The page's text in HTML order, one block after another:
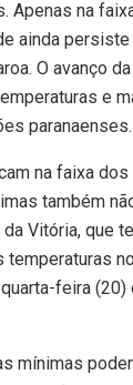
Apenas na
ainda
O avanço
e
paranaenses.
na faixa dos
também
da Vitória, que
temperaturas
feira (20)
mínimas